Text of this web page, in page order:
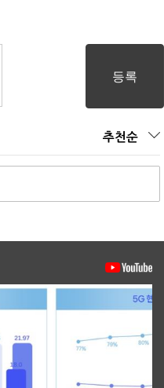
추천순